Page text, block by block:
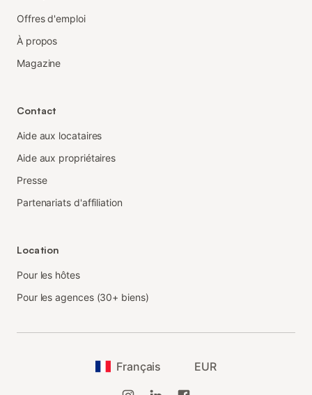
Offres d'emploi
À propos
Magazine
Contact
Aide aux locataires
Aide aux propriétaires
Presse
Partenariats d'affiliation
Location
Pour les hôtes
Pour les agences (30+ biens)
Français EUR